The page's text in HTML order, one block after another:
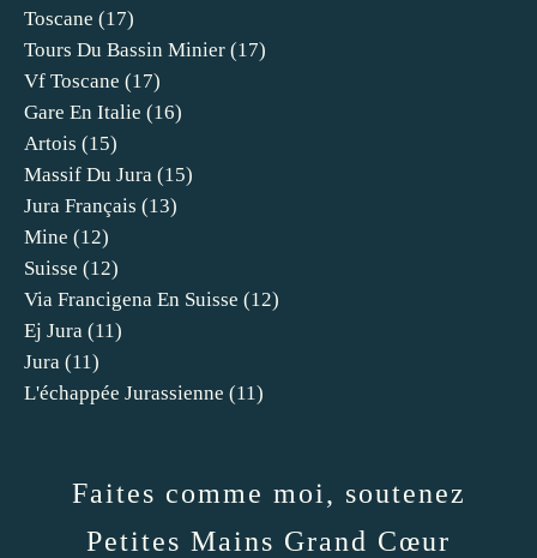
Toscane (17)
Tours Du Bassin Minier (17)
Vf Toscane (17)
Gare En Italie (16)
Artois (15)
Massif Du Jura (15)
Jura Français (13)
Mine (12)
Suisse (12)
Via Francigena En Suisse (12)
Ej Jura (11)
Jura (11)
L'échappée Jurassienne (11)
Faites comme moi, soutenez
Petites Mains Grand Cœur